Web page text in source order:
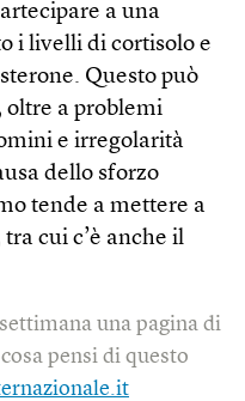
a una
i livelli di cortisolo e
Questo può
oltre a problemi
e irregolarità
dello sforzo
tende a mettere a
cui c’è anche il
una pagina di
pensi di questo